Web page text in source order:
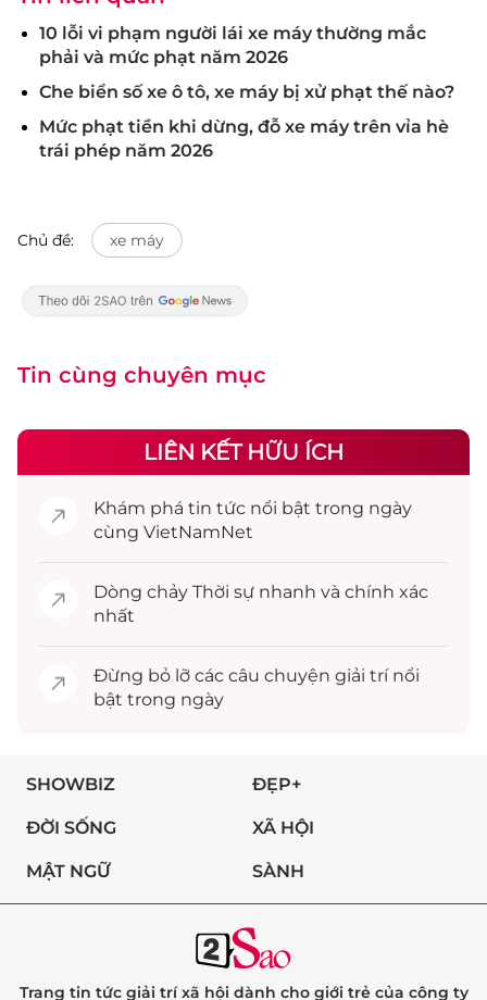
10 lỗi vi phạm người lái xe máy thường mắc
phải và mức phạt năm 2026
Che biển số xe ô tô, xe máy bị xử phạt thế nào?
Mức phạt tiền khi dừng, đỗ xe máy trên vỉa hè
trái phép năm 2026
Chủ đề: xe máy
Tin cùng chuyên mục
LIÊN KẾT HỮU ÍCH
Khám phá tin tức nổi bật trong ngày
cùng VietNamNet
Dòng chảy Thời sự nhanh và chính xác
nhất
Đừng bỏ lỡ các câu chuyện giải trínổi
bật trong ngày
SHOWBIZ ĐẸP+
ĐỜI SỐNG XÃ HỘI
MẬT NGỮ SÀNH
Trang tin tức giải trí xã hội dành cho giới trẻ của công ty